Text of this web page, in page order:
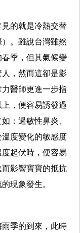
的就是冷熱交替
。雖說台灣雖然
季，但其氣候變
，然而這卻是影
醫師更進一步指
，便容易誘發過
：過敏性鼻炎、
度變化的敏感度
起伏時，便容易
影響寶寶的抵抗
現象發生。
季的到來，此時